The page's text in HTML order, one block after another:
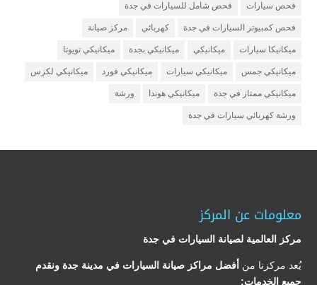
فحص سيارات فحص شامل للسيارات في جدة
فحص كمبيوتر السيارات في جدة كهربائي مركز صيانة
ميكانيكا سيارات ميكانيكي ميكانيكي بجدة ميكانيكي تويوتا
ميكانيكي جمس ميكانيكي سيارات ميكانيكي فورد ميكانيكي لكزس
ميكانيكي ممتاز في جدة ميكانيكي هوندا ورشة
ورشة كهربائي سيارات في جدة
معلومات عن المركز
مركز العالمية لصيانة السيارات في جدة
يُعد مركزنا من أفضل مراكز صيانة السيارات في مدينة جدة ونقدم
جميع الخدمات: